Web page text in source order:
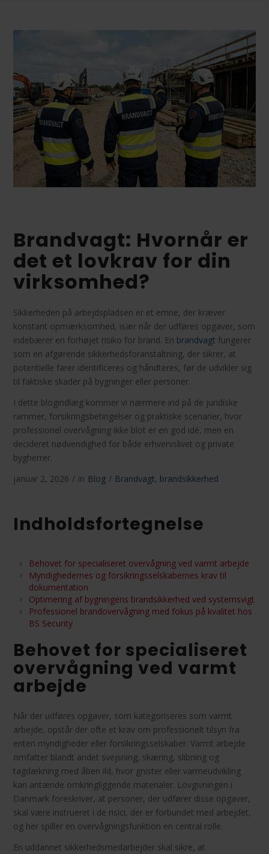
Brandvagt: Hvornår er
det et lovkrav for din
virksomhed?
Sikkerheden på arbejdspladsen er et emne, der kræver
konstant opmærksomhed, især når der udføres opgaver, som
indebærer en forhøjet risiko for brand. En brandvagt fungerer
som en afgørende sikkerhedsforanstaltning, der sikrer, at
potentielle farer identificeres og håndteres, før de udvikler sig
til faktiske skader på bygninger eller personer.
I dette blogindlæg kommer vi nærmere ind på de juridiske
rammer, forsikringsbetingelser og praktiske scenarier, hvor
professionel overvågning ikke blot er en god idé, men en
decideret nødvendighed for både erhvervslivet og private
bygherrer.
januar 2, 2026 / in Blog / Brandvagt, brandsikkerhed
Indholdsfortegnelse
Behovet for specialiseret overvågning ved varmt arbejde
Myndighedernes og forsikringsselskabernes krav til
dokumentation
Optimering af bygningens brandsikkerhed ved systemsvigt
Professionel brandovervågning med fokus på kvalitet hos
BS Security
Behovet for specialiseret
overvågning ved varmt
arbejde
Når der udføres opgaver, som kategoriseres som varmt
arbejde, opstår der ofte et krav om professionelt tilsyn fra
enten myndigheder eller forsikringsselskaber. Varmt arbejde
omfatter blandt andet svejsning, skæring, slibning og
tagdækning med åben ild, hvor gnister eller varmeudvikling
kan antænde omkringliggende materialer. Lovgivningen i
Danmark foreskriver, at personer, der udfører disse opgaver,
skal være instrueret i de risici, der er forbundet med arbejdet,
og her spiller en overvågningsfunktion en central rolle.
En uddannet sikkerhedsmedarbejder skal sikre, at